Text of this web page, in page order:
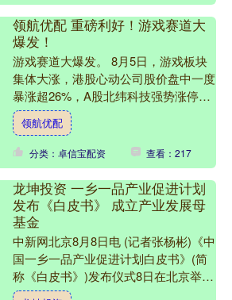
领航优配 重磅利好！游戏赛道大
爆发！
游戏赛道大爆发。 8月5日，游戏板块
集体大涨，港股心动公司股价盘中一度
暴涨超26%，A股北纬科技强势涨停。
有分析称，业绩超预期是引爆股价的主
要原因，据心动公司最....
领航优配
分类：卓信宝配资 查看：217
龙坤投资 一乡一品产业促进计划
发布《白皮书》 成立产业发展母
基金
中新网北京8月8日电 (记者张杨彬)《中
国一乡一品产业促进计划白皮书》(简
称《白皮书》)发布仪式8日在北京举
行，仪式上同时宣布成立中国一乡一品